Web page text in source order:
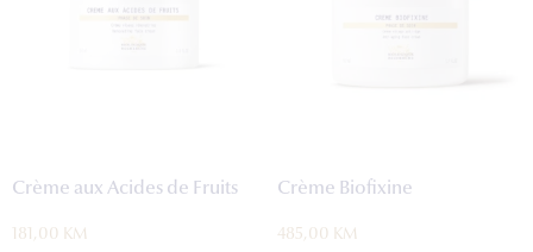
Crème aux Acides de Fruits
181,00 KM
Crème Biofixine
485,00 KM